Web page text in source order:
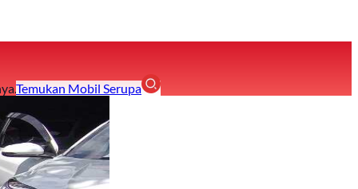
Temukan Mobil Serupa